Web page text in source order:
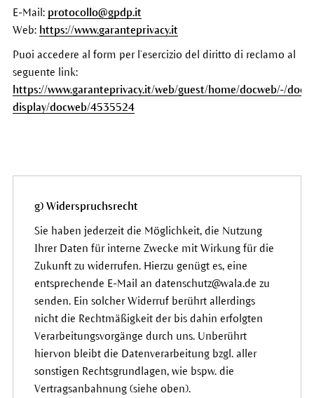
E-Mail: protocollo@gpdp.it
Web: https://www.garanteprivacy.it
Puoi accedere al form per l’esercizio del diritto di reclamo al
seguente link:
https://www.garanteprivacy.it/web/guest/home/docweb/-/
display/docweb/4535524
g) Widerspruchsrecht
Sie haben jederzeit die Möglichkeit, die Nutzung
Ihrer Daten für interne Zwecke mit Wirkung für die
Zukunft zu widerrufen. Hierzu genügt es, eine
entsprechende E-Mail an datenschutz@wala.de zu
senden. Ein solcher Widerruf berührt allerdings
nicht die Rechtmäßigkeit der bis dahin erfolgten
Verarbeitungsvorgänge durch uns. Unberührt
hiervon bleibt die Datenverarbeitung bzgl. aller
sonstigen Rechtsgrundlagen, wie bspw. die
Vertragsanbahnung (siehe oben).